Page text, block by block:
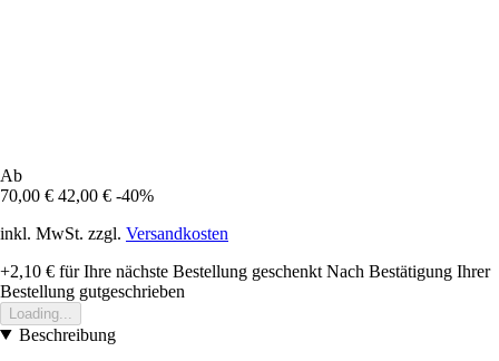
Ab
70,00 € 42,00 € -40%
inkl. MwSt. zzgl. Versandkosten
+2,10 € für Ihre nächste Bestellung geschenkt Nach Bestätigung Ihrer
Bestellung gutgeschrieben
Loading...
Beschreibung